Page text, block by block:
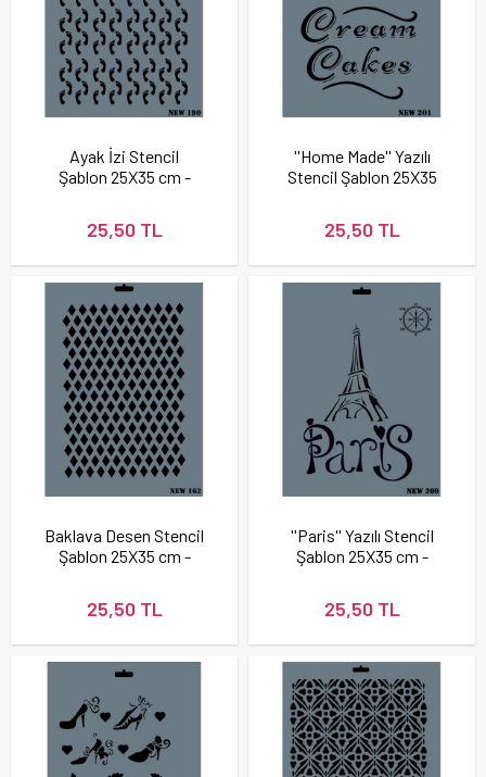
Ayak İzi Stencil
Şablon 25X35 cm -
25,50 TL
''Home Made'' Yazılı
Stencil Şablon 25X35
25,50 TL
Baklava Desen Stencil
Şablon 25X35 cm -
25,50 TL
''Paris'' Yazılı Stencil
Şablon 25X35 cm -
25,50 TL